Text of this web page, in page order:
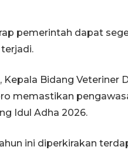
pemerintah dapat
Kepala Bidang Veteriner
memastikan
Idul Adha 2026.
ini diperkirakan